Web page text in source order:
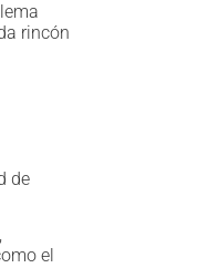
rincón
de
el